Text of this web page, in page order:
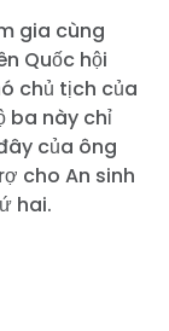
gia cùng
Quốc hội
chủ tịch của
ba này chỉ
của ông
cho An sinh
hai.